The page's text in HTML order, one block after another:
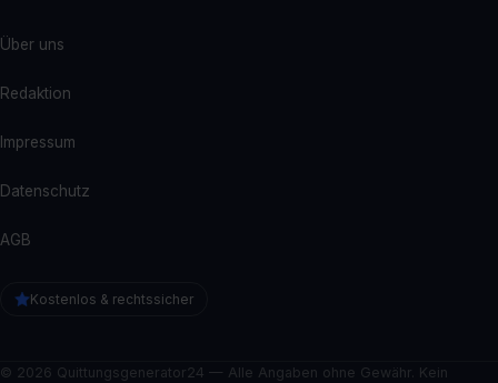
Über uns
Redaktion
Impressum
Datenschutz
AGB
Kostenlos & rechtssicher
© 2026 Quittungsgenerator24 — Alle Angaben ohne Gewähr. Kein